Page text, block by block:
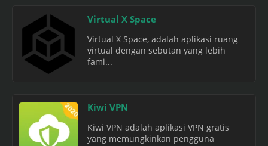
Virtual X Space
Virtual X Space, adalah aplikasi ruang
virtual dengan sebutan yang lebih
fami...
Kiwi VPN
Kiwi VPN adalah aplikasi VPN gratis
yang memungkinkan pengguna